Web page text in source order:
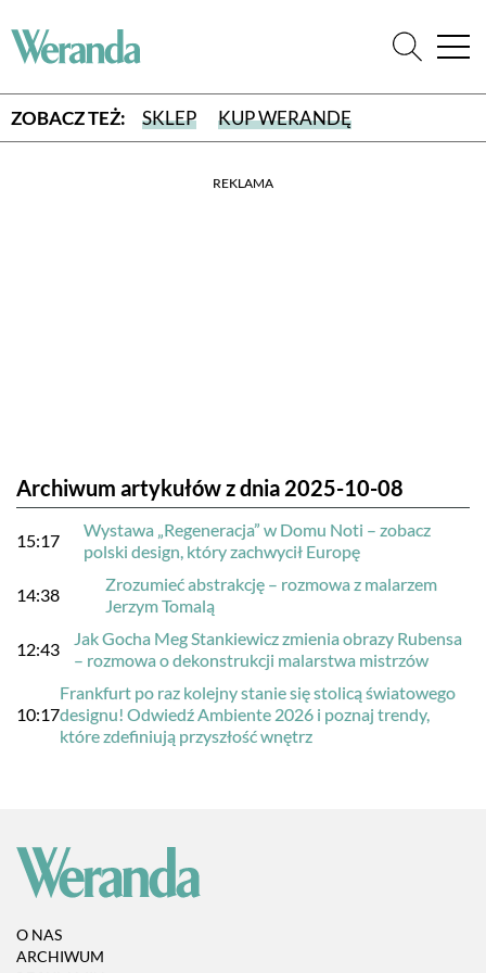
ZOBACZ TEŻ: SKLEP KUP WERANDĘ
REKLAMA
Archiwum artykułów z dnia 2025-10-08
15:17
Wystawa „Regeneracja” w Domu Noti – zobacz
polski design, który zachwycił Europę
14:38
Zrozumieć abstrakcję – rozmowa z malarzem
Jerzym Tomalą
12:43
Jak Gocha Meg Stankiewicz zmienia obrazy Rubensa
– rozmowa o dekonstrukcji malarstwa mistrzów
10:17
Frankfurt po raz kolejny stanie się stolicą światowego
designu! Odwiedź Ambiente 2026 i poznaj trendy,
które zdefiniują przyszłość wnętrz
O NAS
ARCHIWUM